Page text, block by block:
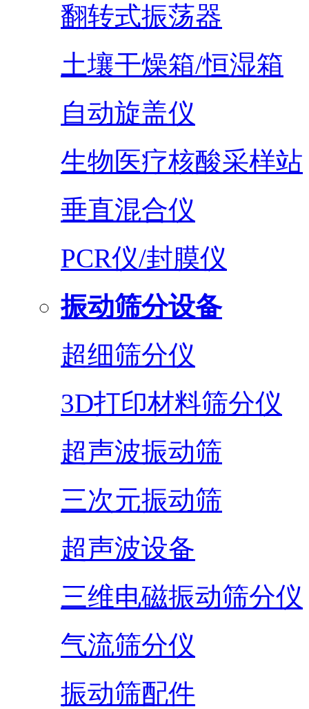
翻转式振荡器
土壤干燥箱/恒湿箱
自动旋盖仪
生物医疗核酸采样站
垂直混合仪
PCR仪/封膜仪
振动筛分设备
超细筛分仪
3D打印材料筛分仪
超声波振动筛
三次元振动筛
超声波设备
三维电磁振动筛分仪
气流筛分仪
振动筛配件